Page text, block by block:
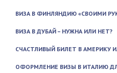
ВИЗА В ФИНЛЯНДИЮ «СВОИМИ
ВИЗА В ДУБАЙ – НУЖНА ИЛИ НЕТ?
СЧАСТЛИВЫЙ БИЛЕТ В АМЕРИКУ
ОФОРМЛЕНИЕ ВИЗЫ В ИТАЛИЮ